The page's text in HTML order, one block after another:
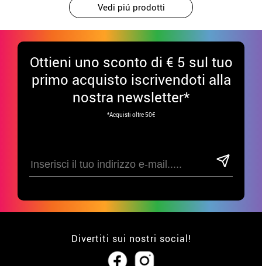
Vedi piú prodotti
Ottieni uno sconto di € 5 sul tuo
primo acquisto iscrivendoti alla
nostra newsletter*
*Acquisti oltre 50€
Divertiti sui nostri social!